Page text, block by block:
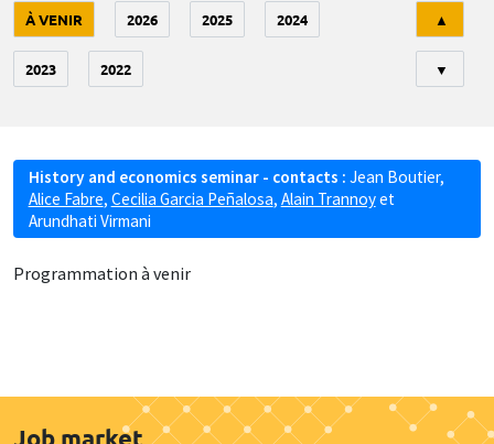
À VENIR 2026 2025 2024
2023 2022
▲
▼
History and economics seminar - contacts : Jean Boutier,
Alice Fabre, Cecilia Garcia Peñalosa, Alain Trannoyet
Arundhati Virmani
Programmation à venir